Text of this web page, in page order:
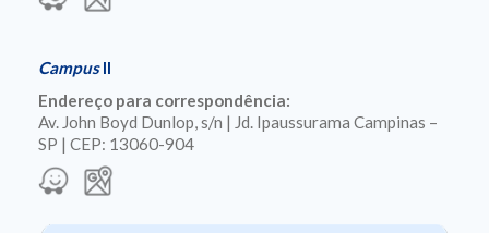
CampusII
Endereço para correspondência:
Av. John Boyd Dunlop, s/n | Jd. Ipaussurama Campinas –
SP | CEP: 13060-904